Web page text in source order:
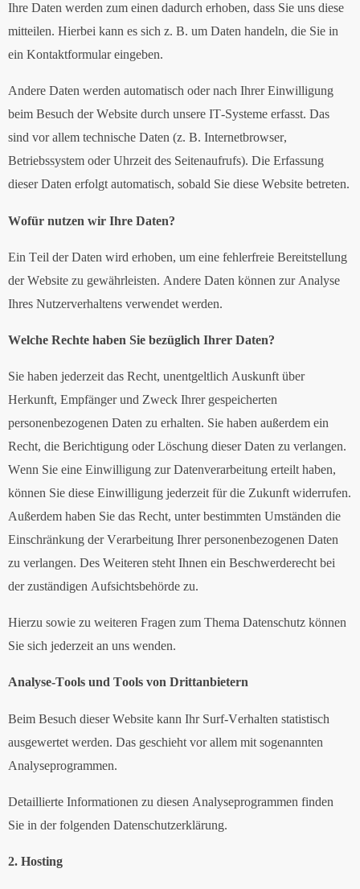
Ihre Daten werden zum einen dadurch erhoben, dass Sie uns diese
mitteilen. Hierbei kann es sich z. B. um Daten handeln, die Sie in
ein Kontaktformular eingeben.
Andere Daten werden automatisch oder nach Ihrer Einwilligung
beim Besuch der Website durch unsere IT-Systeme erfasst. Das
sind vor allem technische Daten (z. B. Internetbrowser,
Betriebssystem oder Uhrzeit des Seitenaufrufs). Die Erfassung
dieser Daten erfolgt automatisch, sobald Sie diese Website betreten.
Wofür nutzen wir Ihre Daten?
Ein Teil der Daten wird erhoben, um eine fehlerfreie Bereitstellung
der Website zu gewährleisten. Andere Daten können zur Analyse
Ihres Nutzerverhaltens verwendet werden.
Welche Rechte haben Sie bezüglich Ihrer Daten?
Sie haben jederzeit das Recht, unentgeltlich Auskunft über
Herkunft, Empfänger und Zweck Ihrer gespeicherten
personenbezogenen Daten zu erhalten. Sie haben außerdem ein
Recht, die Berichtigung oder Löschung dieser Daten zu verlangen.
Wenn Sie eine Einwilligung zur Datenverarbeitung erteilt haben,
können Sie diese Einwilligung jederzeit für die Zukunft widerrufen.
Außerdem haben Sie das Recht, unter bestimmten Umständen die
Einschränkung der Verarbeitung Ihrer personenbezogenen Daten
zu verlangen. Des Weiteren steht Ihnen ein Beschwerderecht bei
der zuständigen Aufsichtsbehörde zu.
Hierzu sowie zu weiteren Fragen zum Thema Datenschutz können
Sie sich jederzeit an uns wenden.
Analyse-Tools und Tools von Drittanbietern
Beim Besuch dieser Website kann Ihr Surf-Verhalten statistisch
ausgewertet werden. Das geschieht vor allem mit sogenannten
Analyseprogrammen.
Detaillierte Informationen zu diesen Analyseprogrammen finden
Sie in der folgenden Datenschutzerklärung.
2. Hosting